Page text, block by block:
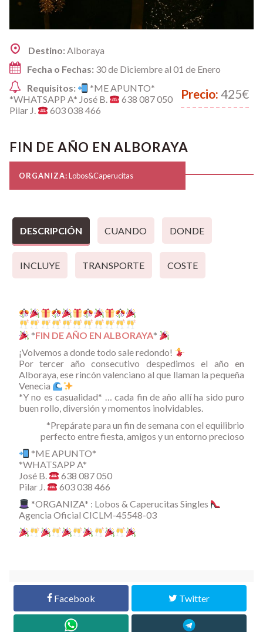
Destino:Alboraya
Fecha o Fechas: 30 de Diciembre al 01 de Enero
Precio: 425€
Requisitos:
*ME APUNTO*
*WHATSAPP A* José B.
638 087 050
Pilar J.
603 038 466
FIN DE AÑO EN ALBORAYA
ORGANIZA:Lobos&Caperucitas
DESCRIPCIÓN CUANDO DONDE
INCLUYE TRANSPORTE COSTE
*FIN DE AÑO EN ALBORAYA*
¡Volvemos a donde todo sale redondo!
Por tercer año consecutivo despedimos el año en
Alboraya, ese rincón valenciano al que llaman la pequeña
Venecia
*Y no es casualidad* … cada fin de año allí ha sido puro
buen rollo, diversión y momentos inolvidables.
*Prepárate para un fin de semana con el equilibrio
perfecto entre fiesta, amigos y un entorno precioso
*ME APUNTO*
*WHATSAPP A*
José B.
638 087 050
Pilar J.
603 038 466
*ORGANIZA* : Lobos & Caperucitas Singles
Agencia Oficial CICLM-45548-03
Facebook Twitter